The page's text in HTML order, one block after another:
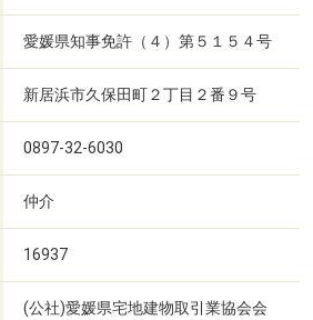
愛媛県知事免許（４）第５１５４号
新居浜市久保田町２丁目２番９号
0897-32-6030
仲介
16937
(公社)愛媛県宅地建物取引業協会会